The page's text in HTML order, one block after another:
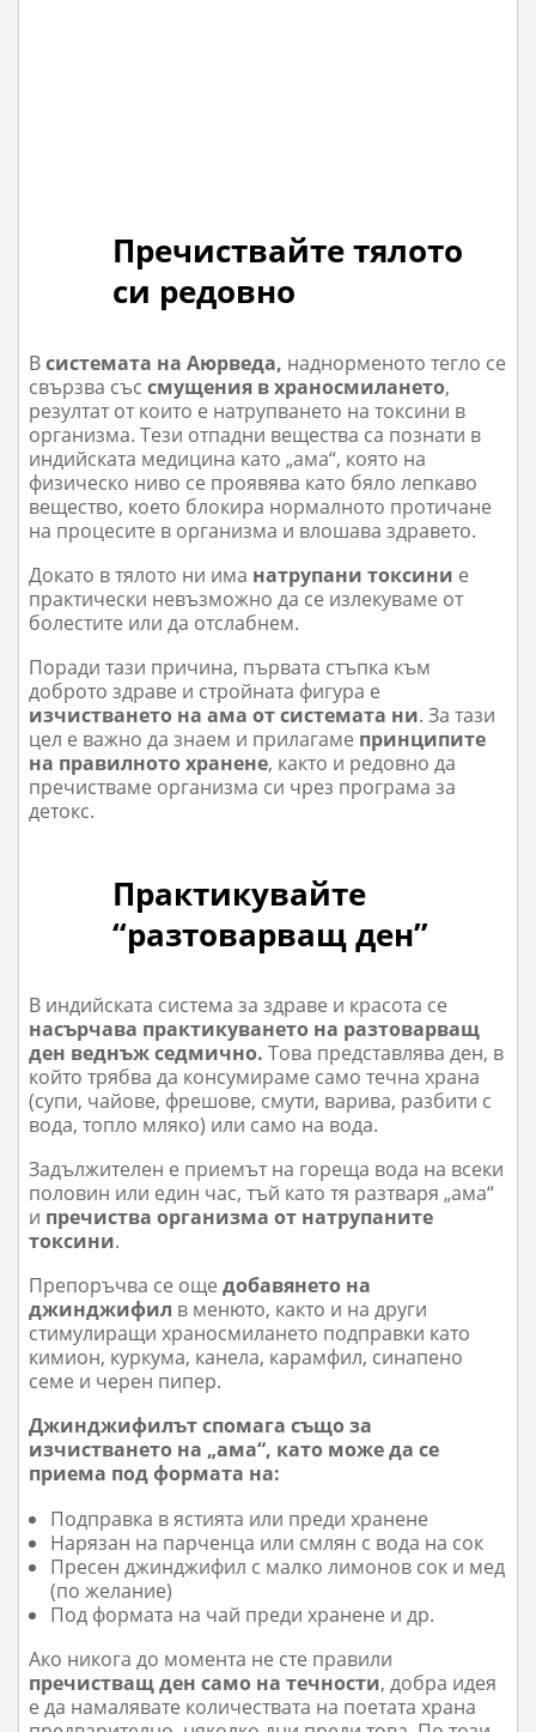
Пречиствайте тялото
си редовно
Всистемата на Аюрведа, наднорменото тегло се
свързва съссмущения в храносмилането,
резултат от които е натрупването на токсини в
организма. Тези отпадни вещества са познати в
индийската медицина като „ама“, която на
физическо ниво се проявява като бяло лепкаво
вещество, което блокира нормалното протичане
на процесите в организма и влошава здравето.
Докато в тялото ни има натрупани токсини е
практически невъзможно да се излекуваме от
болестите или да отслабнем.
Поради тази причина, първата стъпка към
доброто здраве и стройната фигура е
изчистването на ама от системата ни. За тази
цел е важно да знаем и прилагаме принципите
на правилното хранене, както и редовно да
пречистваме организма си чрез програма за
детокс.
Практикувайте
“разтоварващ ден”
В индийската система за здраве и красота се
насърчава практикуването на разтоварващ
ден веднъж седмично. Това представлява ден, в
който трябва да консумираме само течна храна
(супи, чайове, фрешове, смути, варива, разбити с
вода, топло мляко) или само на вода.
Задължителен е приемът на гореща вода на всеки
половин или един час, тъй като тя разтваря „ама“
и пречиства организма от натрупаните
токсини.
Препоръчва се ощедобавянето на
джинджифил в менюто, както и на други
стимулиращи храносмилането подправки като
кимион, куркума, канела, карамфил, синапено
семе и черен пипер.
Джинджифилът спомага също за
изчистването на „ама“, като може да се
приема под формата на:
Подправка в ястията или преди хранене
Нарязан на парченца или смлян с вода на сок
Пресен джинджифил с малко лимонов сок и мед
(по желание)
Под формата на чай преди хранене и др.
Ако никога до момента не сте правили
пречистващ ден само на течности, добра идея
е да намалявате количествата на поетата храна